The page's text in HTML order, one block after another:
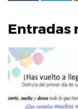
Entradas